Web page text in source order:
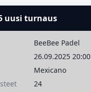
uusi turnaus
BeeBee Padel
26.09.2025 20:00
Mexicano
24